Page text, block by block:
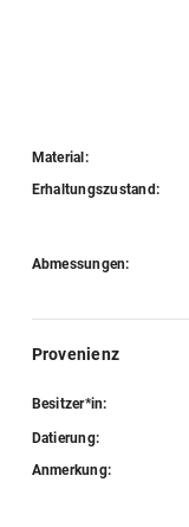
Material:
Erhaltungszustand:
Abmessungen:
Provenienz
Besitzer*in:
Datierung:
Anmerkung: